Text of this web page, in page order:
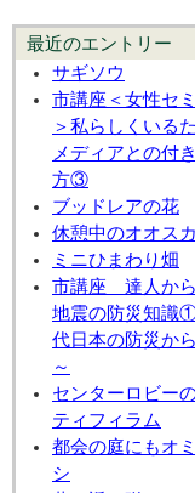
最近のエントリー
サギソウ
市講座＜女性セ
＞私らしくいる
メディアとの付
方③
ブッドレアの花
休憩中のオオス
ミニひまわり畑
市講座 達人か
地震の防災知識
代日本の防災か
～
センターロビー
ティフィラム
都会の庭にもオ
シ